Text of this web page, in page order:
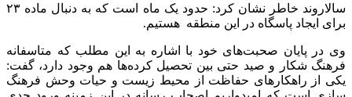
سالاروند خاطر نشان کرد: حدود یک ماه است که به دنبال ماده ۲۳
برای ایجاد پاسگاه در این منطقه هستیم.
وی در پایان صحبت‌های خود با اشاره به این مطلب که متاسفانه
فرهنگ شکار و صید حتی بین تحصیل کرده‌ها هم وجود دارد، گفت:
یکی از راهکارهای حفاظت از محیط زیست و حیات وحش فرهنگ